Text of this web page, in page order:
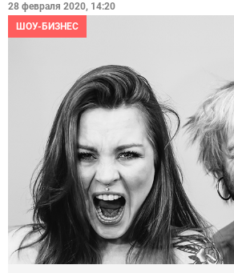
28 февраля 2020, 14:20
ШОУ-БИЗНЕС